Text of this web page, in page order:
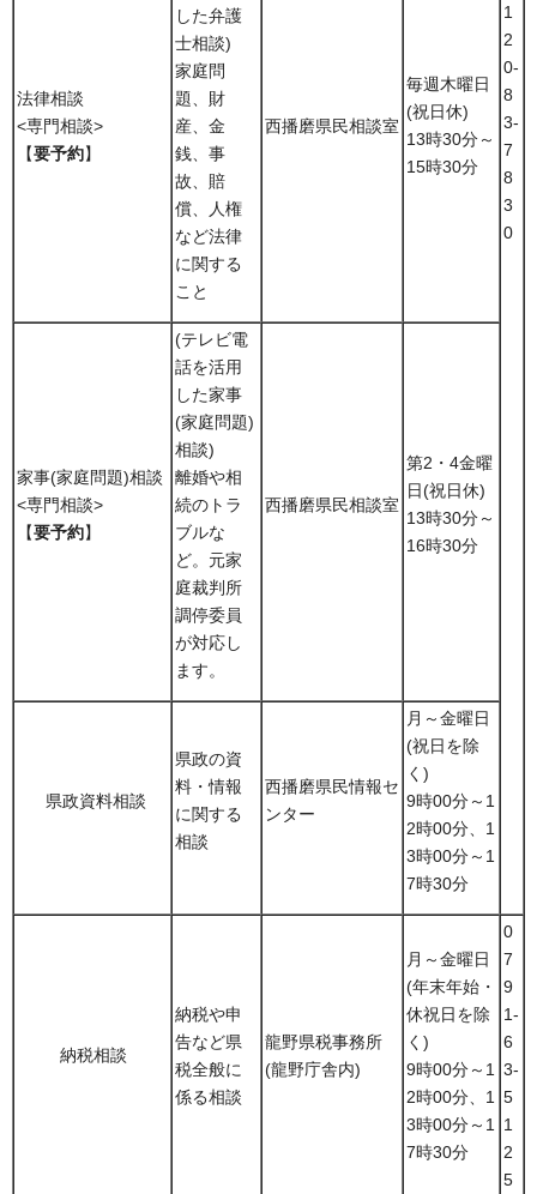
1
2
0-
8
3-
7
8
3
0
法律相談
<専門相談>
【要予約】
した弁護
士相談)
家庭問
題、財
産、金
銭、事
故、賠
償、人権
など法律
に関する
こと
西播磨県民相談室
毎週木曜日
(祝日休)
13時30分～
15時30分
家事(家庭問題)相談
<専門相談>
【要予約】
(テレビ電
話を活用
した家事
(家庭問題)
相談)
離婚や相
続のトラ
ブルな
ど。元家
庭裁判所
調停委員
が対応し
ます。
西播磨県民相談室
第2・4金曜
日(祝日休)
13時30分～
16時30分
県政資料相談
県政の資
料・情報
に関する
相談
西播磨県民情報セ
ンター
月～金曜日
(祝日を除
く)
9時00分～1
2時00分、1
3時00分～1
7時30分
納税相談
納税や申
告など県
税全般に
係る相談
龍野県税事務所
(龍野庁舎内)
月～金曜日
(年末年始・
休祝日を除
く)
9時00分～1
2時00分、1
3時00分～1
7時30分
0
7
9
1-
6
3-
5
1
2
5